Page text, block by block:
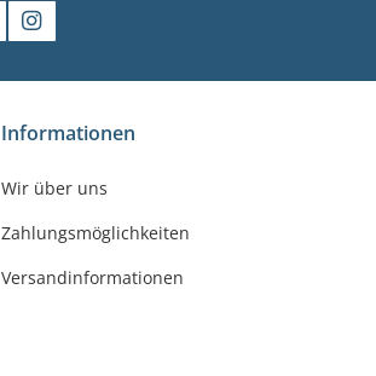
Informationen
Wir über uns
Zahlungsmöglichkeiten
Versandinformationen